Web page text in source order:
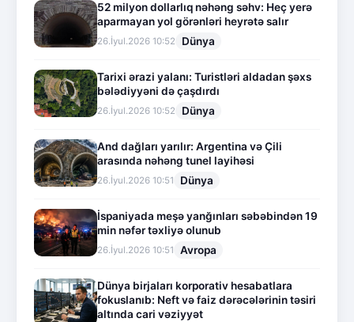
52 milyon dollarlıq nəhəng səhv: Heç yerə
aparmayan yol görənləri heyrətə salır
26.İyul.2026 10:52 Dünya
Tarixi ərazi yalanı: Turistləri aldadan şəxs
bələdiyyəni də çaşdırdı
26.İyul.2026 10:52 Dünya
And dağları yarılır: Argentina və Çili
arasında nəhəng tunel layihəsi
26.İyul.2026 10:51 Dünya
İspaniyada meşə yanğınları səbəbindən 19
min nəfər təxliyə olunub
26.İyul.2026 10:51 Avropa
Dünya birjaları korporativ hesabatlara
fokuslanıb: Neft və faiz dərəcələrinin təsiri
altında cari vəziyyət